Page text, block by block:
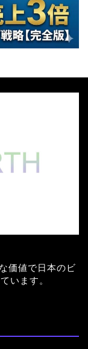
価値で日本のビ
います。